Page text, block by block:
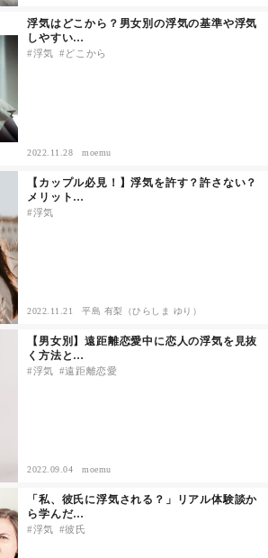
浮気はどこから？男女別の浮気の基準や浮気
しやすい…
浮気 どこから
2022.11.28 moemu
【カップル必見！】浮気を許す？許さない？
メリット…
浮気
2022.11.21 平島 有梨（ひらしま ゆり）
【男女別】遠距離恋愛中に恋人の浮気を見抜
く方法と…
浮気 遠距離恋愛
2022.09.04 moemu
「私、彼氏に浮気される？」リアル体験談か
ら学んだ…
浮気 彼氏